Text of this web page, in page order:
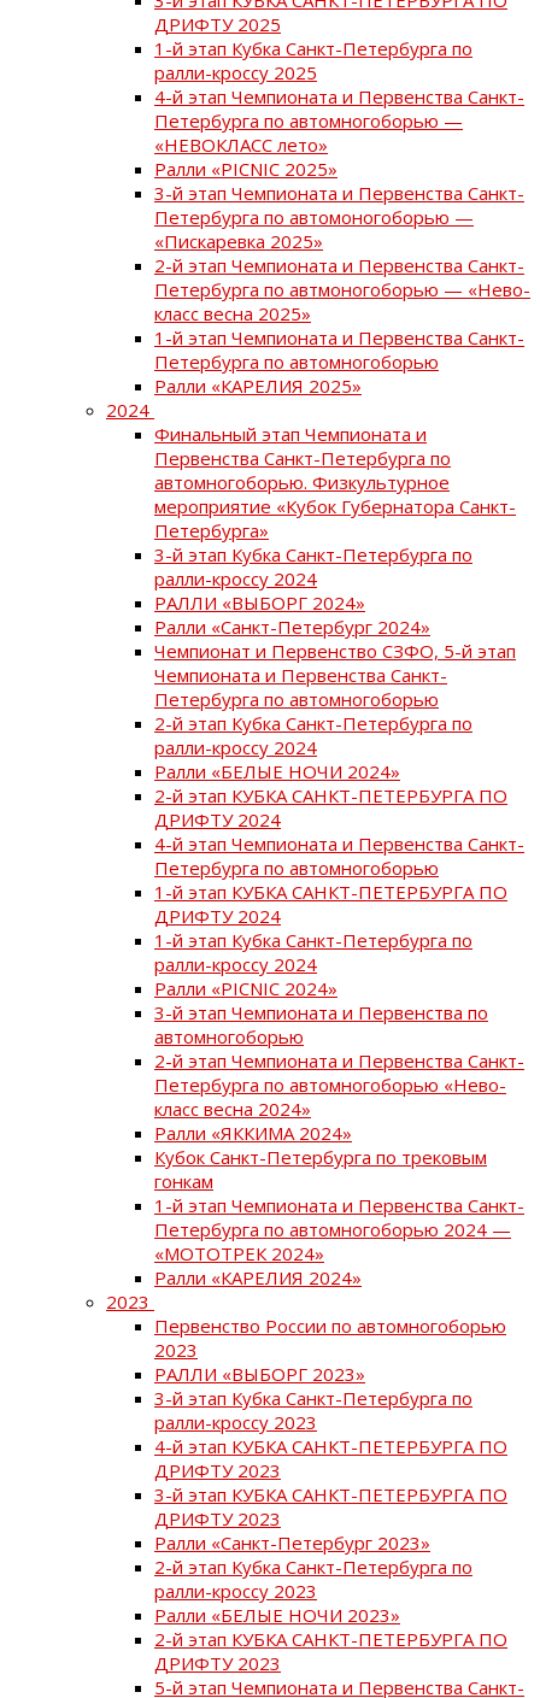
ДРИФТУ 2025
1-й этап Кубка Санкт-Петербурга по
ралли-кроссу 2025
4-й этап Чемпионата и Первенства Санкт-
Петербурга по автомногоборью —
«НЕВОКЛАСС лето»
Ралли «PICNIC 2025»
3-й этап Чемпионата и Первенства Санкт-
Петербурга по автомоногоборью —
«Пискаревка 2025»
2-й этап Чемпионата и Первенства Санкт-
Петербурга по автмоногоборью — «Нево-
класс весна 2025»
1-й этап Чемпионата и Первенства Санкт-
Петербурга по автомногоборью
Ралли «КАРЕЛИЯ 2025»
2024
Финальный этап Чемпионата и
Первенства Санкт-Петербурга по
автомногоборью. Физкультурное
мероприятие «Кубок Губернатора Санкт-
Петербурга»
3-й этап Кубка Санкт-Петербурга по
ралли-кроссу 2024
РАЛЛИ «ВЫБОРГ 2024»
Ралли «Санкт-Петербург 2024»
Чемпионат и Первенство СЗФО, 5-й этап
Чемпионата и Первенства Санкт-
Петербурга по автомногоборью
2-й этап Кубка Санкт-Петербурга по
ралли-кроссу 2024
Ралли «БЕЛЫЕ НОЧИ 2024»
2-й этап КУБКА САНКТ-ПЕТЕРБУРГА ПО
ДРИФТУ 2024
4-й этап Чемпионата и Первенства Санкт-
Петербурга по автомногоборью
1-й этап КУБКА САНКТ-ПЕТЕРБУРГА ПО
ДРИФТУ 2024
1-й этап Кубка Санкт-Петербурга по
ралли-кроссу 2024
Ралли «PICNIC 2024»
3-й этап Чемпионата и Первенства по
автомногоборью
2-й этап Чемпионата и Первенства Санкт-
Петербурга по автомногоборью «Нево-
класс весна 2024»
Ралли «ЯККИМА 2024»
Кубок Санкт-Петербурга по трековым
гонкам
1-й этап Чемпионата и Первенства Санкт-
Петербурга по автомногоборью 2024 —
«МОТОТРЕК 2024»
Ралли «КАРЕЛИЯ 2024»
2023
Первенство России по автомногоборью
2023
РАЛЛИ «ВЫБОРГ 2023»
3-й этап Кубка Санкт-Петербурга по
ралли-кроссу 2023
4-й этап КУБКА САНКТ-ПЕТЕРБУРГА ПО
ДРИФТУ 2023
3-й этап КУБКА САНКТ-ПЕТЕРБУРГА ПО
ДРИФТУ 2023
Ралли «Санкт-Петербург 2023»
2-й этап Кубка Санкт-Петербурга по
ралли-кроссу 2023
Ралли «БЕЛЫЕ НОЧИ 2023»
2-й этап КУБКА САНКТ-ПЕТЕРБУРГА ПО
ДРИФТУ 2023
5-й этап Чемпионата и Первенства Санкт-